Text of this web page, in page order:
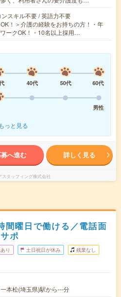
スキル不要 / 英語力不要
！＞介護の経験をお持ちの方！・年
ークOK！・10名以上採用…
40代 50代
60代
男性
もっと見る
へ進む 詳しく見る
スタッフィング株式会社
間曜日で働ける／電話面
ポ
り 土日祝日が休み 残業なし
本松(埼玉県)駅から---分